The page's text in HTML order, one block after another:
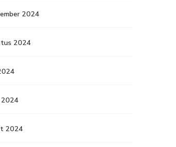
2024
2024
2024